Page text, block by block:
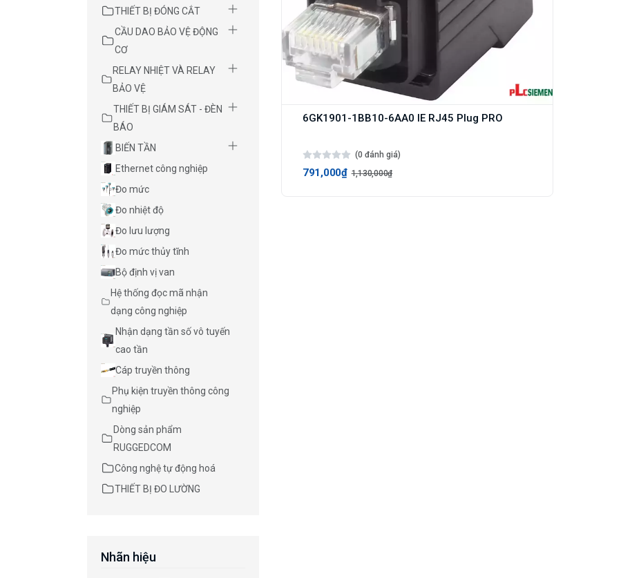
THIẾT BỊ ĐÓNG CẮT
CẦU DAO BẢO VỆ ĐỘNG
CƠ
RELAY NHIỆT VÀ RELAY
BẢO VỆ
THIẾT BỊ GIÁM SÁT - ĐÈN
BÁO
BIẾN TẦN
Ethernet công nghiệp
Đo mức
Đo nhiệt độ
Đo lưu lượng
Đo mức thủy tĩnh
Bộ định vị van
Hệ thống đọc mã nhận
dạng công nghiệp
Nhận dạng tần số vô tuyến
cao tần
Cáp truyền thông
Phụ kiện truyền thông công
nghiệp
Dòng sản phẩm
RUGGEDCOM
Công nghệ tự động hoá
THIẾT BỊ ĐO LƯỜNG
Nhãn hiệu
6GK1901-1BB10-6AA0 IE RJ45 Plug PRO
(0 đánh giá)
791,000₫ 1,130,000₫